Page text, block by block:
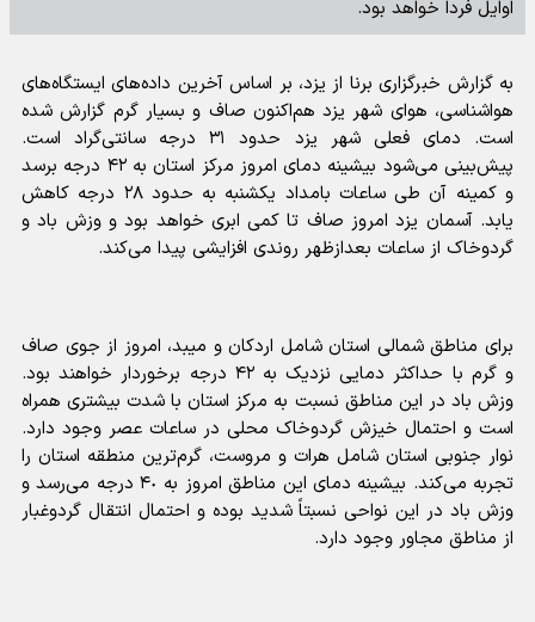
اوایل فردا خواهد بود.
به گزارش خبرگزاری برنا از یزد، بر اساس آخرین داده‌های ایستگاه‌های
هواشناسی، هوای شهر یزد هم‌اکنون صاف و بسیار گرم گزارش شده
است.
دمای فعلی شهر یزد حدود ۳۱ درجه سانتی‌گراد است.
پیش‌بینی می‌شود بیشینه دمای امروز مرکز استان به ۴٢ درجه برسد
و کمینه آن طی ساعات بامداد یکشنبه به حدود ۲۸ درجه کاهش
یابد.آسمان یزد امروز صاف تا کمی ابری خواهد بود و وزش باد و
گردوخاک از ساعات بعدازظهر روندی افزایشی پیدا می‌کند.
برای مناطق شمالی استان شامل اردکان و میبد، امروز از جوی صاف
و گرم با حداکثر دمایی نزدیک به ۴۲ درجه برخوردار خواهند بود.
وزش باد در این مناطق نسبت به مرکز استان با شدت بیشتری همراه
است و احتمال خیزش گردوخاک محلی در ساعات عصر وجود دارد.
نوار جنوبی استان شامل هرات و مروست، گرم‌ترین منطقه استان را
تجربه می‌کند. بیشینه دمای این مناطق امروز به ۴٠ درجه می‌رسد و
وزش باد در این نواحی نسبتاً شدید بوده و احتمال انتقال گردوغبار
از مناطق مجاور وجود دارد.